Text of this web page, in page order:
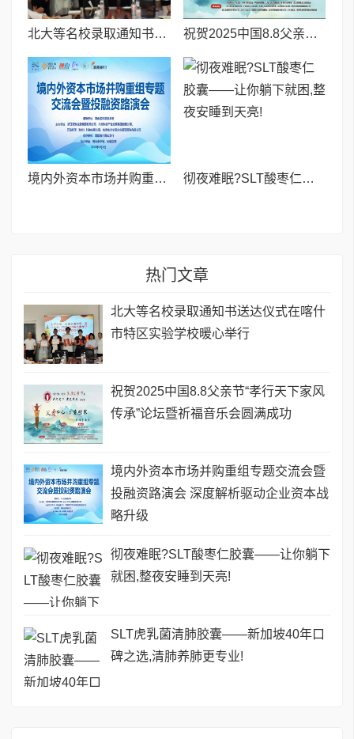
北大等名校录取通知书送达仪式在喀什市特区实验学校暖心举行 祝贺2025中国8.8父亲节“孝行天下家风传承”论坛暨祈福音乐会圆满成功
境内外资本市场并购重组专题交流会暨投融资路演会 深度解析驱动企业资本战略升级 彻夜难眠?SLT酸枣仁胶囊——让你躺下就困,整夜安睡到天亮!
热门文章
北大等名校录取通知书送达仪式在喀什
市特区实验学校暖心举行
祝贺2025中国8.8父亲节“孝行天下家风
传承”论坛暨祈福音乐会圆满成功
境内外资本市场并购重组专题交流会暨
投融资路演会 深度解析驱动企业资本战
略升级
彻夜难眠?SLT酸枣仁胶囊——让你躺下
就困,整夜安睡到天亮!
SLT虎乳菌清肺胶囊——新加坡40年口
碑之选,清肺养肺更专业!